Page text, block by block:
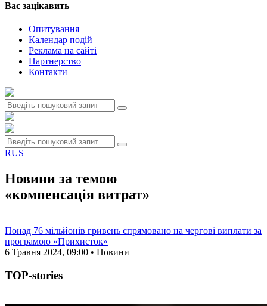
Вас зацiкавить
Опитування
Календар подій
Реклама на сайтi
Партнерство
Контакти
RUS
Новини за темою
«компенсація витрат»
Понад 76 мільйонів гривень спрямовано на чергові виплати за
програмою «Прихисток»
6 Травня 2024, 09:00 • Новини
TOP-stories